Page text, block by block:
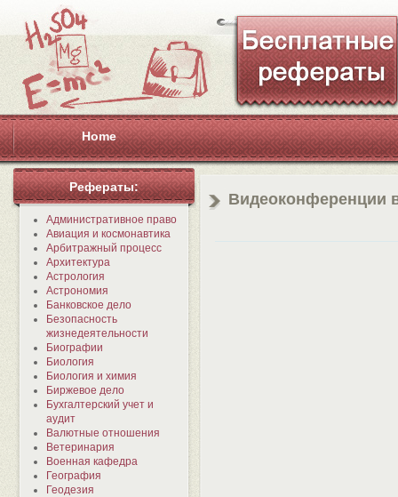
Home
Рефераты:
Административное право
Авиация и космонавтика
Арбитражный процесс
Архитектура
Астрология
Астрономия
Банковское дело
Безопасность
жизнедеятельности
Биографии
Биология
Биология и химия
Биржевое дело
Бухгалтерский учет и
аудит
Валютные отношения
Ветеринария
Военная кафедра
География
Геодезия
Видеоконференции